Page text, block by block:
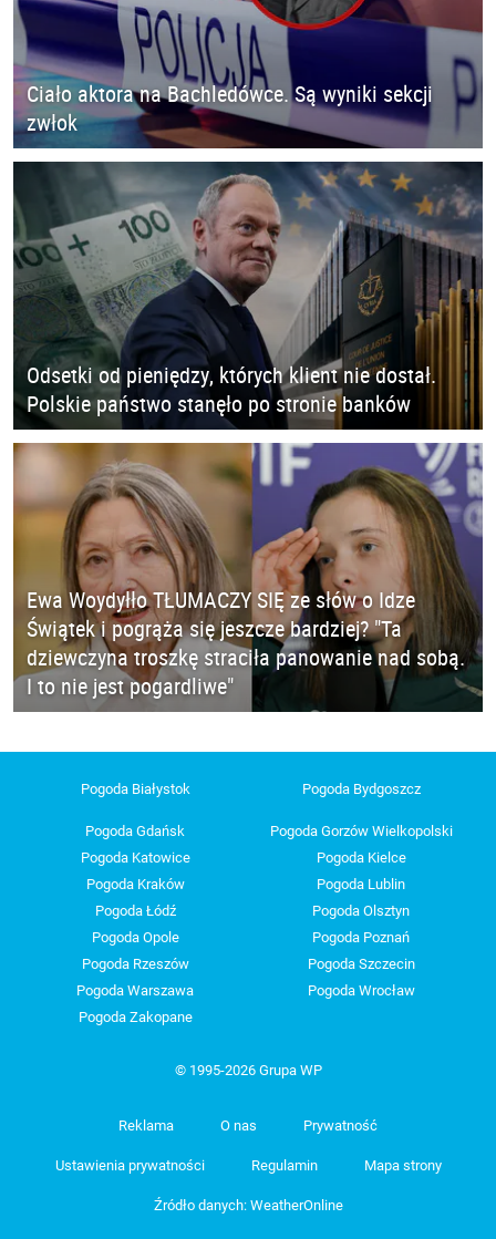
Ciało aktora na Bachledówce. Są wyniki sekcji
zwłok
Odsetki od pieniędzy, których klient nie dostał.
Polskie państwo stanęło po stronie banków
Ewa Woydyłło TŁUMACZY SIĘ ze słów o Idze
Świątek i pogrąża się jeszcze bardziej? "Ta
dziewczyna troszkę straciła panowanie nad sobą.
I to nie jest pogardliwe"
Pogoda Białystok Pogoda Bydgoszcz
Pogoda Gdańsk
Pogoda Gorzów Wielkopolski
Pogoda Katowice
Pogoda Kielce
Pogoda Kraków
Pogoda Lublin
Pogoda Łódź
Pogoda Olsztyn
Pogoda Opole
Pogoda Poznań
Pogoda Rzeszów
Pogoda Szczecin
Pogoda Warszawa
Pogoda Wrocław
Pogoda Zakopane
© 1995-2026 Grupa WP
Reklama O nas Prywatność
Ustawienia prywatności Regulamin Mapa strony
Źródło danych: WeatherOnline